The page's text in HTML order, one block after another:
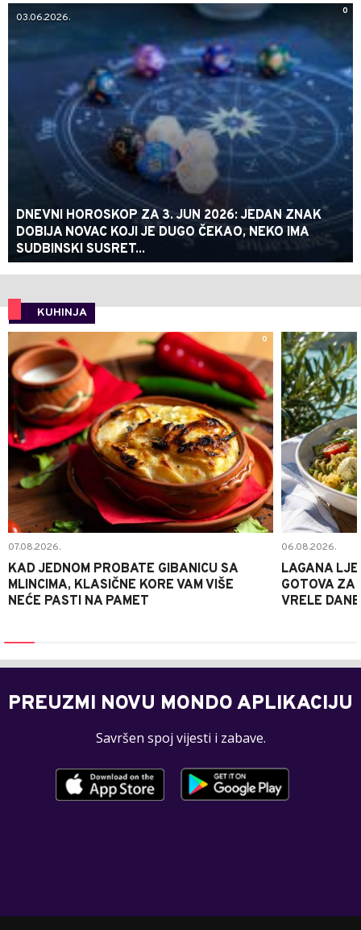
0
03.06.2026.
DNEVNI HOROSKOP ZA 3. JUN 2026: JEDAN ZNAK
DOBIJA NOVAC KOJI JE DUGO ČEKAO, NEKO IMA
SUDBINSKI SUSRET...
KUHINJA
0
07.08.2026.
KAD JEDNOM PROBATE GIBANICU SA
MLINCIMA, KLASIČNE KORE VAM VIŠE
NEĆE PASTI NA PAMET
06.08.2026.
LAGANA
GOTOVA ZA
VRELE DANE
PREUZMI NOVU MONDO APLIKACIJU
Savršen spoj vijesti i zabave.